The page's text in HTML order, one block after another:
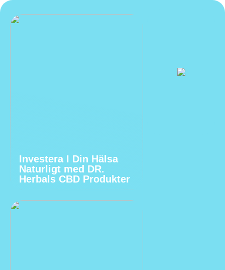
Investera I Din Hälsa
Naturligt med DR.
Herbals CBD Produkter